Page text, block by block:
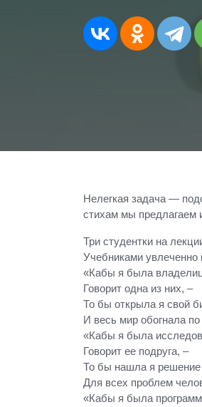
Нелегкая задача —
стихам мы предлагаем
Три студентки на
Учебниками увлеченно
«Кабы я была
Говорит одна из них, –
То бы открыла я свой
И весь мир обогнала по
«Кабы я была
Говорит ее подруга, –
То бы нашла я решение
Для всех проблем
«Кабы я была